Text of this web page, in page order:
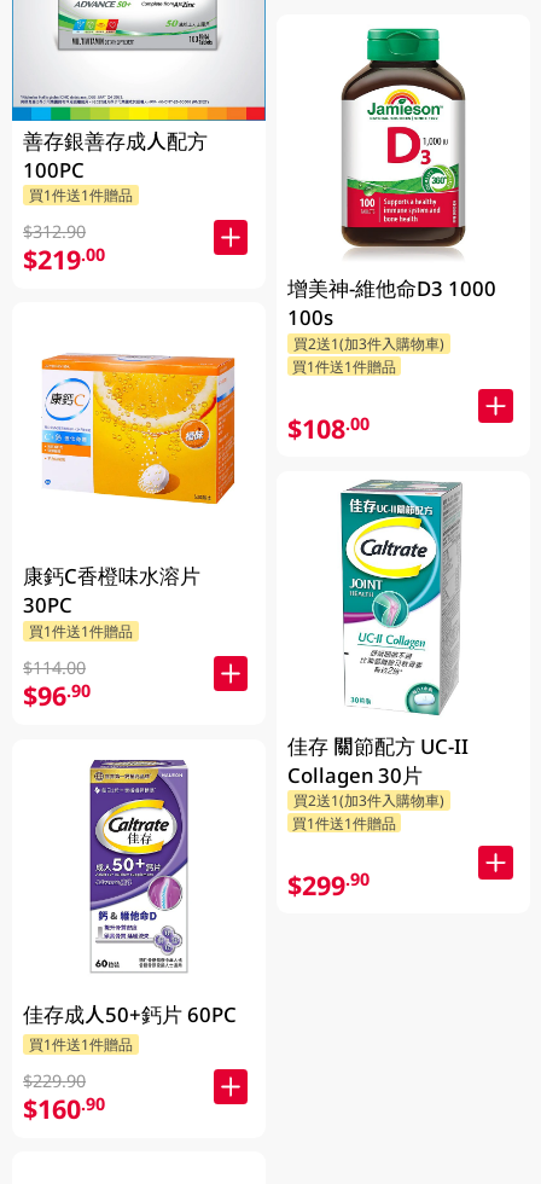
善存銀善存成人配方
100PC
買1件送1件贈品
$312.90
$219.00
康鈣C香橙味水溶片
30PC
買1件送1件贈品
$114.00
$96.90
佳存成人50+鈣片 60PC
買1件送1件贈品
$229.90
$160.90
增美神-維他命D3 1000
100s
買2送1(加3件入購物車)
買1件送1件贈品
$108.00
佳存 關節配方 UC-II
Collagen 30片
買2送1(加3件入購物車)
買1件送1件贈品
$299.90